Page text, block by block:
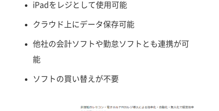
iPadをレジとして使用可能
クラウド上にデータ保存可能
他社の会計ソフトや勤怠ソフトとも連携が可
能
ソフトの買い替えが不要